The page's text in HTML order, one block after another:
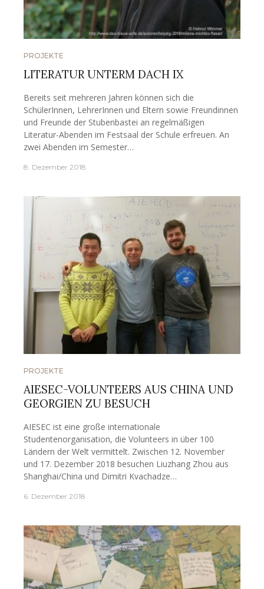
PROJEKTE
LITERATUR UNTERM DACH IX
Bereits seit mehreren Jahren können sich die
SchülerInnen, LehrerInnen und Eltern sowie Freundinnen
und Freunde der Stubenbastei an regelmäßigen
Literatur-Abenden im Festsaal der Schule erfreuen. An
zwei Abenden im Semester…
8. Dezember 2018
PROJEKTE
AIESEC-VOLUNTEERS AUS CHINA UND
GEORGIEN ZU BESUCH
AIESEC ist eine große internationale
Studentenorganisation, die Volunteers in über 100
Ländern der Welt vermittelt. Zwischen 12. November
und 17. Dezember 2018 besuchen Liuzhang Zhou aus
Shanghai/China und Dimitri Kvachadze…
6. Dezember 2018